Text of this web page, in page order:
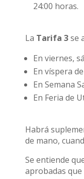
24:00 horas.
La Tarifa 3se
En viernes,
En víspera
En Semana
En Feria de
Habrá
de mano,
Se entiende
aprobadas